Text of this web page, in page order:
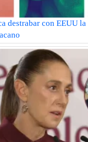
destrabar con EEUU